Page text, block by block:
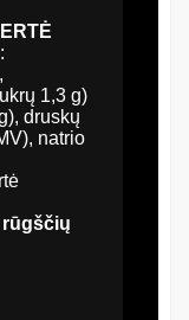
1,3 g)
druskų
natrio
rūgščių